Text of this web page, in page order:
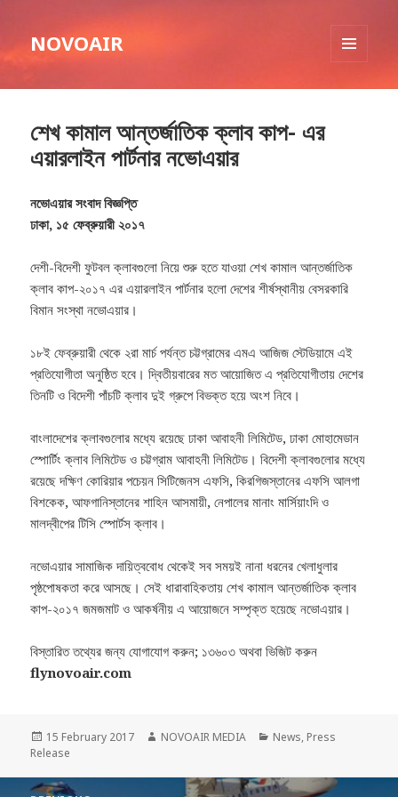
NOVOAIR
শেখ কামাল আন্তর্জাতিক ক্লাব কাপ- এর
এয়ারলাইন পার্টনার নভোএয়ার
নভোএয়ার সংবাদ বিজ্ঞপ্তি
ঢাকা, ১৫ ফেব্রুয়ারী ২০১৭
দেশী-বিদেশী ফুটবল ক্লাবগুলো নিয়ে শুরু হতে যাওয়া শেখ কামাল আন্তর্জাতিক
ক্লাব কাপ-২০১৭ এর এয়ারলাইন পার্টনার হলো দেশের শীর্ষস্থানীয় বেসরকারি
বিমান সংস্থা নভোএয়ার।
১৮ই ফেব্রুয়ারী থেকে ২রা মার্চ পর্যন্ত চট্টগ্রামের এমএ আজিজ স্টেডিয়ামে এই
প্রতিযোগীতা অনুষ্ঠিত হবে। দ্বিতীয়বারের মত আয়োজিত এ প্রতিযোগীতায় দেশের
তিনটি ও বিদেশী পাঁচটি ক্লাব দুই গ্রুপে বিভক্ত হয়ে অংশ নিবে।
বাংলাদেশের ক্লাবগুলোর মধ্যে রয়েছে ঢাকা আবাহনী লিমিটেড, ঢাকা মোহামেডান
স্পোর্টিং ক্লাব লিমিটেড ও চট্টগ্রাম আবাহনী লিমিটেড। বিদেশী ক্লাবগুলোর মধ্যে
রয়েছে দক্ষিণ কোরিয়ার পচেয়ন সিটিজেনস এফসি, কিরগিজস্তানের এফসি আলগা
বিশকেক, আফগানিস্তানের শাহিন আসমায়ী, নেপালের মানাং মার্সিয়াংদি ও
মালদ্বীপের টিসি স্পোর্টস ক্লাব।
নভোএয়ার সামাজিক দায়িত্ববোধ থেকেই সব সময়ই নানা ধরনের খেলাধুলার
পৃষ্ঠপোষকতা করে আসছে। সেই ধারাবাহিকতায় শেখ কামাল আন্তর্জাতিক ক্লাব
কাপ-২০১৭ জমজমাট ও আকর্ষনীয় এ আয়োজনে সম্পৃক্ত হয়েছে নভোএয়ার।
বিস্তারিত তথ্যের জন্য যোগাযোগ করুন; ১৩৬০৩ অথবা ভিজিট করুন
flynovoair.com
Posted
on
15 February 2017 Author
NOVOAIR MEDIA Categories
News, Press
Release